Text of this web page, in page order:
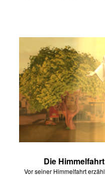
Die Himmelfahrt